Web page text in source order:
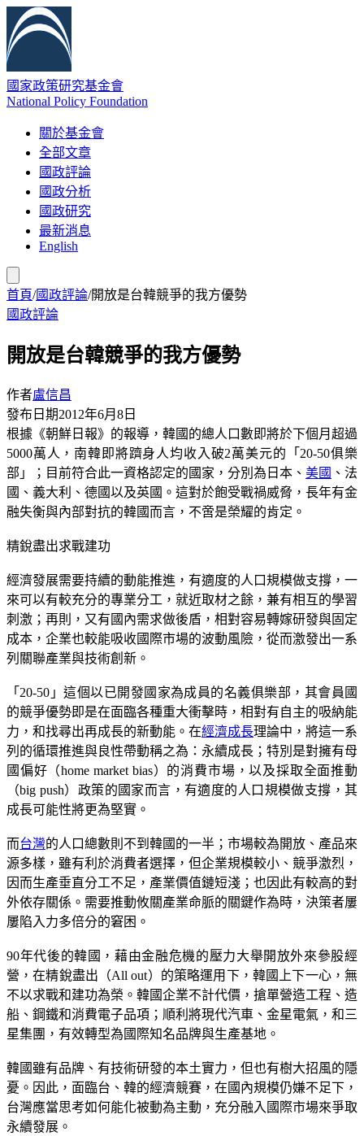
國家政策研究基金會
National Policy Foundation
關於基金會
全部文章
國政評論
國政分析
國政研究
最新消息
English
首頁/國政評論/開放是台韓競爭的我方優勢
國政評論
開放是台韓競爭的我方優勢
作者盧信昌
發布日期2012年6月8日
根據《朝鮮日報》的報導，韓國的總人口數即將於下個月超過
5000萬人，南韓即將躋身人均收入破2萬美元的「20-50俱樂
部」；目前符合此一資格認定的國家，分別為日本、 美國 、法
國、義大利、德國以及英國。這對於飽受戰禍威脅，長年有金
融失衡與內部對抗的韓國而言，不啻是榮耀的肯定。
精銳盡出求戰建功
經濟發展需要持續的動能推進，有適度的人口規模做支撐，一
來可以有較充分的專業分工，就近取材之餘，兼有相互的學習
刺激；再則，又有國內需求做後盾，相對容易轉嫁研發與固定
成本，企業也較能吸收國際市場的波動風險，從而激發出一系
列關聯產業與技術創新。
「20-50」這個以已開發國家為成員的名義俱樂部，其會員國
的競爭優勢即是在面臨各種重大衝擊時，相對有自主的吸納能
力，和找尋出再成長的新動能。在經濟成長理論中，將這一系
列的循環推進與良性帶動稱之為：永續成長；特別是對擁有母
國偏好（home market bias）的消費市場，以及採取全面推動
（big push）政策的國家而言，有適度的人口規模做支撐，其
成長可能性將更為堅實。
而台灣的人口總數則不到韓國的一半；市場較為開放、產品來
源多樣，雖有利於消費者選擇，但企業規模較小、競爭激烈，
因而生產垂直分工不足，產業價值鏈短淺；也因此有較高的對
外依存關係。需要推動攸關產業命脈的關鍵作為時，決策者屢
屢陷入力多倍分的窘困。
90年代後的韓國，藉由金融危機的壓力大舉開放外來參股經
營，在精銳盡出（All out）的策略運用下，韓國上下一心，無
不以求戰和建功為榮。韓國企業不計代價，搶單營造工程、造
船、鋼鐵和消費電子品項；順利將現代汽車、金星電氣，和三
星集團，有效轉型為國際知名品牌與生產基地。
韓國雖有品牌、有技術研發的本土實力，但也有樹大招風的隱
憂。因此，面臨台、韓的經濟競賽，在國內規模仍嫌不足下，
台灣應當思考如何能化被動為主動，充分融入國際市場來爭取
永續發展。